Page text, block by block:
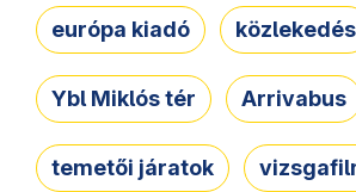
európa kiadó közlekedés
Ybl Miklós tér Arrivabus
temetői járatok